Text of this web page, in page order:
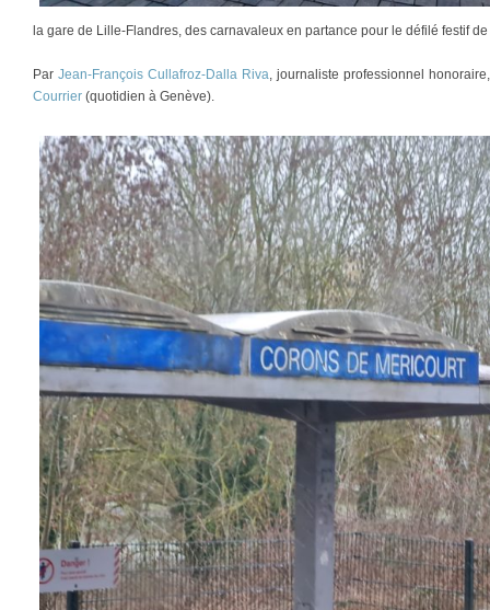
la gare de Lille-Flandres, des carnavaleux en partance pour le défilé festif
Par Jean-François Cullafroz-Dalla Riva, journaliste professionnel
Courrier (quotidien à Genève).